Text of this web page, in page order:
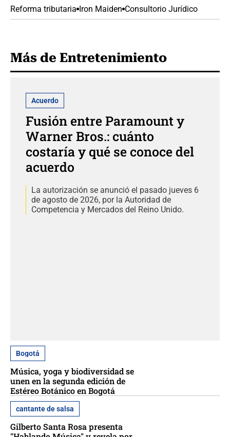
Reforma tributaria Iron Maiden Consultorio Jurídico
Más de Entretenimiento
Acuerdo
Fusión entre Paramount y
Warner Bros.: cuánto
costaría y qué se conoce del
acuerdo
La autorización se anunció el pasado jueves 6
de agosto de 2026, por la Autoridad de
Competencia y Mercados del Reino Unido.
Bogotá
Música, yoga y biodiversidad se
unen en la segunda edición de
Estéreo Botánico en Bogotá
cantante de salsa
Gilberto Santa Rosa presenta